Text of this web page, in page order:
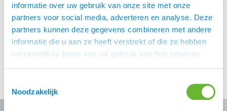
informatie over uw gebruik van onze site met onze
partners voor social media, adverteren en analyse. Deze
partners kunnen deze gegevens combineren met andere
informatie die u aan ze heeft verstrekt of die ze hebben
verzameld op basis van uw gebruik van hun services.
Noodzakelijk
Het IJslandse bit Het IJslandse bit, wij krijgen in de shop
met enige regelmaat vragen over het IJslandse bit. Nike
Ruhulessin ging met deze vragen aan de slag.
Informeerde bij diverse trainers, zocht informatie bij de
Het IJslandse bit […]